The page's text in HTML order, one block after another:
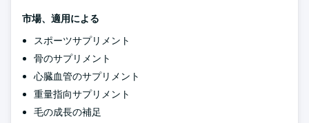
市場、適用による
スポーツサプリメント
骨のサプリメント
心臓血管のサプリメント
重量指向サプリメント
毛の成長の補足